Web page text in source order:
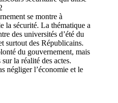
se montre à
la sécurité. La thématique a
des universités d’été du
surtout des Républicains.
du gouvernement, mais
la réalité des actes.
négliger l’économie et le